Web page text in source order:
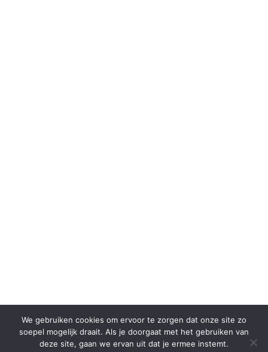
We gebruiken cookies om ervoor te zorgen dat onze site zo
soepel mogelijk draait. Als je doorgaat met het gebruiken van
deze site, gaan we ervan uit dat je ermee instemt.